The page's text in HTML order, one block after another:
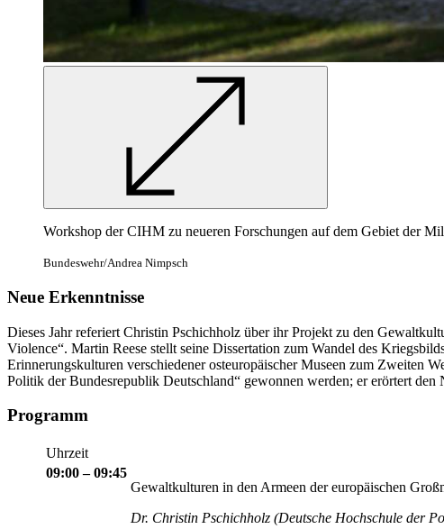
Workshop der CIHM zu neueren Forschungen auf dem Gebiet der
Bundeswehr/Andrea Nimpsch
Neue Erkenntnisse
Dieses Jahr referiert Christin Pschichholz über ihr Projekt zu den
Violence“. Martin Reese stellt seine Dissertation zum Wandel des
Erinnerungskulturen verschiedener osteuropäischer Museen zum Zweiten
Politik der Bundesrepublik Deutschland“ gewonnen werden; er erörtert
Programm
Uhrzeit
09:00 – 09:45
Gewaltkulturen in den Armeen der europäischen
Dr. Christin Pschichholz (Deutsche Hochschule der